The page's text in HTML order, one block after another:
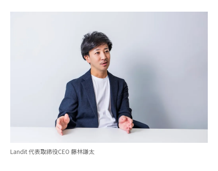
Landit 代表取締役CEO 藤林謙太